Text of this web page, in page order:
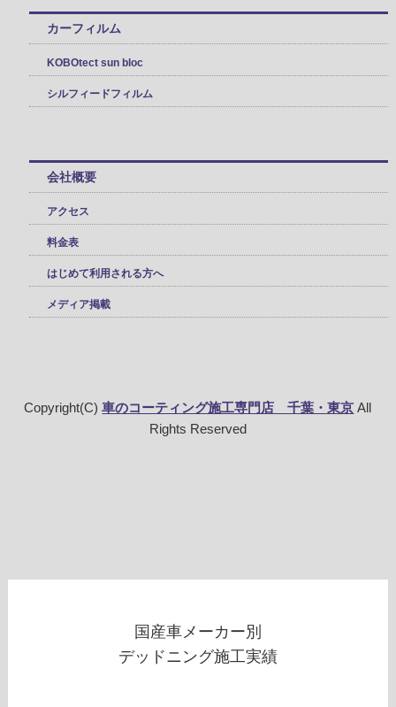
カーフィルム
KOBOtect sun bloc
シルフィードフィルム
会社概要
アクセス
料金表
はじめて利用される方へ
メディア掲載
Copyright(C)車のコーティング施工専門店 千葉・東京 All
Rights Reserved
国産車メーカー別
デッドニング施工実績